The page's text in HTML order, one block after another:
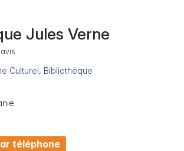
Jules Verne
Culturel, Bibliothèque
téléphone